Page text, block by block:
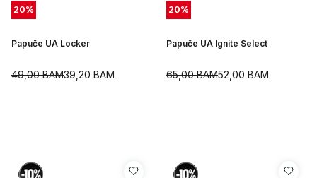
20%
Papuče UA Locker
39,20 BAM
49,00BAM
20%
Papuče UA Ignite Select
52,00 BAM
65,00BAM